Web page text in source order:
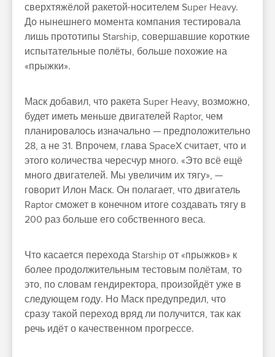
сверхтяжёлой ракетой-носителем Super Heavy.
До нынешнего момента компания тестировала
лишь прототипы Starship, совершавшие короткие
испытательные полёты, больше похожие на
«прыжки».
Маск добавил, что ракета Super Heavy, возможно,
будет иметь меньше двигателей Raptor, чем
планировалось изначально — предположительно
28, а не 31. Впрочем, глава SpaceX считает, что и
этого количества чересчур много. «Это всё ещё
много двигателей. Мы увеличим их тягу», —
говорит Илон Маск. Он полагает, что двигатель
Raptor сможет в конечном итоге создавать тягу в
200 раз больше его собственного веса.
Что касается перехода Starship от «прыжков» к
более продолжительным тестовым полётам, то
это, по словам гендиректора, произойдёт уже в
следующем году. Но Маск предупредил, что
сразу такой переход вряд ли получится, так как
речь идёт о качественном прогрессе.